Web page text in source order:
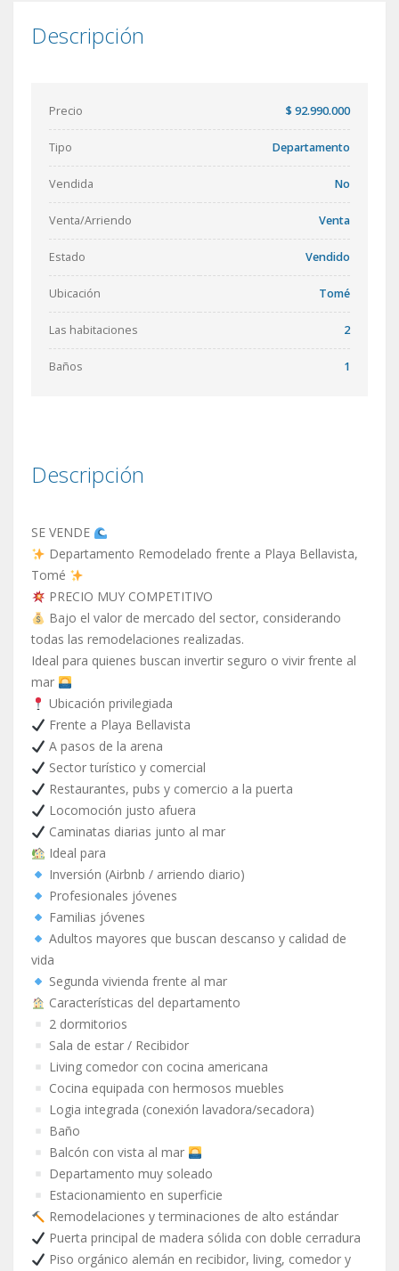
Descripción
Precio $ 92.990.000
Tipo Departamento
Vendida No
Venta/Arriendo Venta
Estado Vendido
Ubicación Tomé
Las habitaciones 2
Baños 1
Descripción
SE VENDE
Departamento Remodelado frente a Playa Bellavista,
Tomé
PRECIO MUY COMPETITIVO
Bajo el valor de mercado del sector, considerando
todas las remodelaciones realizadas.
Ideal para quienes buscan invertir seguro o vivir frente al
mar
Ubicación privilegiada
Frente a Playa Bellavista
A pasos de la arena
Sector turístico y comercial
Restaurantes, pubs y comercio a la puerta
Locomoción justo afuera
Caminatas diarias junto al mar
Ideal para
Inversión (Airbnb / arriendo diario)
Profesionales jóvenes
Familias jóvenes
Adultos mayores que buscan descanso y calidad de
vida
Segunda vivienda frente al mar
Características del departamento
2 dormitorios
Sala de estar / Recibidor
Living comedor con cocina americana
Cocina equipada con hermosos muebles
Logia integrada (conexión lavadora/secadora)
Baño
Balcón con vista al mar
Departamento muy soleado
Estacionamiento en superficie
Remodelaciones y terminaciones de alto estándar
Puerta principal de madera sólida con doble cerradura
Piso orgánico alemán en recibidor, living, comedor y